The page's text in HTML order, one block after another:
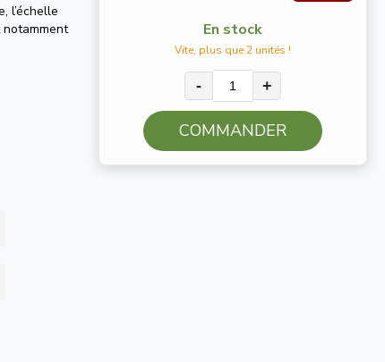
En stock
Vite, plus que 2 unités !
- +
COMMANDER
l’échelle